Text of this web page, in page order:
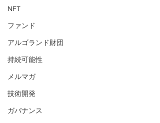
NFT
ファンド
アルゴランド財団
持続可能性
メルマガ
技術開発
ガバナンス